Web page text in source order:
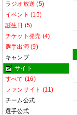
ラジオ放送 (5)
イベント (15)
誕生日 (5)
チケット発売 (4)
選手出演 (9)
キャンプ
サイト
すべて (16)
ファンサイト (11)
チーム公式
選手公式